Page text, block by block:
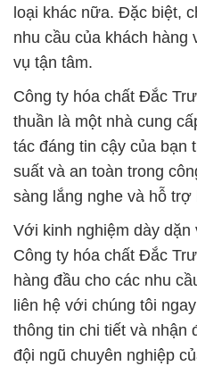
loại khác nữa. Đặc biệt,
nhu cầu của khách hàng
vụ tận tâm.
Công ty hóa chất Đắc
thuần là một nhà cung
tác đáng tin cậy của bạn
suất và an toàn trong
sàng lắng nghe và hỗ
Với kinh nghiệm dày
Công ty hóa chất Đắc
hàng đầu cho các nhu
liên hệ với chúng tôi
thông tin chi tiết và
đội ngũ chuyên nghiệp